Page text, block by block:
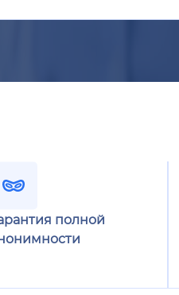
полной